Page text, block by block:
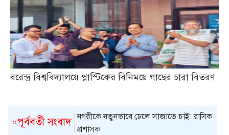
বরেন্দ্র বিশ্ববিদ্যালয়ে প্লাস্টিকের বিনিময়ে গাছের চারা বিতরণ
«পূর্ববর্তী সংবাদ নগরীকে নতুনভাবে ঢেলে সাজাতে চাই: রাসিক
প্রশাসক